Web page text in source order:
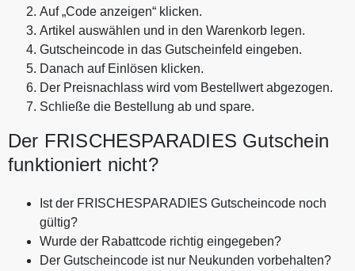
Auf „Code anzeigen“ klicken.
Artikel auswählen und in den Warenkorb legen.
Gutscheincode in das Gutscheinfeld eingeben.
Danach auf Einlösen klicken.
Der Preisnachlass wird vom Bestellwert abgezogen.
Schließe die Bestellung ab und spare.
Der FRISCHESPARADIES Gutschein
funktioniert nicht?
Ist der FRISCHESPARADIES Gutscheincode noch
gültig?
Wurde der Rabattcode richtig eingegeben?
Der Gutscheincode ist nur Neukunden vorbehalten?